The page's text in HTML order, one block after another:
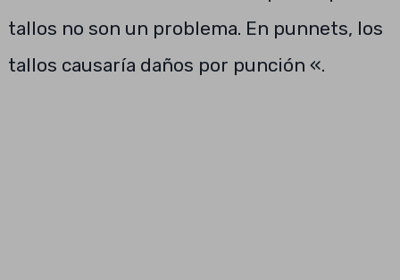
tallos no son un problema. En punnets, los
tallos causaría daños por punción «.